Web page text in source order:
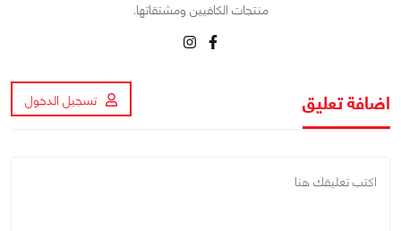
منتجات الكافيين ومشتقاتها.
اضافة تعليق تسجيل الدخول